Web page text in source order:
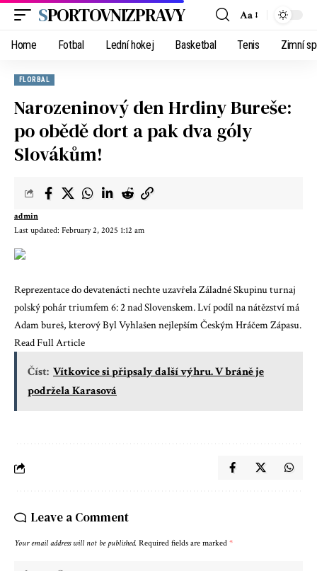
SPORTOVNIZPRAVY Aa
Home Fotbal Lední hokej Basketbal Tenis Zimní
FLORBAL
Narozeninový den Hrdiny Bureše:
po obědě dort a pak dva góly
Slovákům!
Last updated: February 2, 2025 1:12 am
admin
Reprezentace do devatenácti nechte uzavřela Záladné Skupinu turnaj
polský pohár triumfem 6: 2 nad Slovenskem. Lví podíl na nátězství má
Adam bureš, kterový Byl Vyhlašen nejlepším Českým Hráčem Zápasu.
Read Full Article
Číst: Vítkovice si připsaly další výhru. V bráně je
podržela Karasová
Leave a Comment
Your email address will not be published. Required fields are marked *